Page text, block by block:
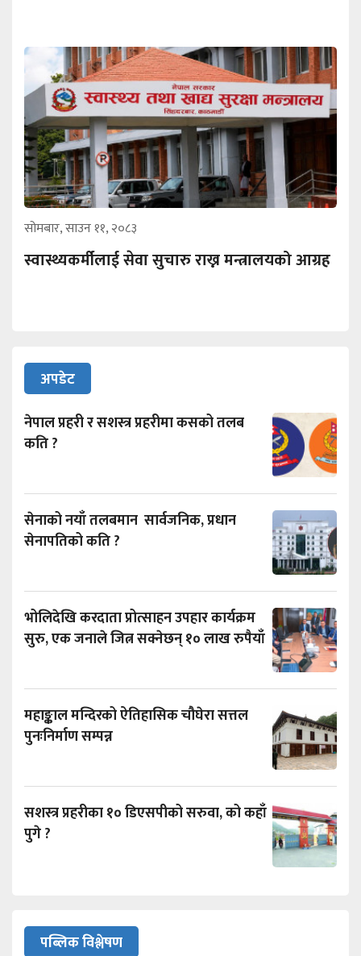
सोमबार, साउन ११, २०८३
स्वास्थ्यकर्मीलाई सेवा सुचारु राख्न मन्त्रालयको आग्रह
अपडेट
नेपाल प्रहरी र सशस्त्र प्रहरीमा कसको तलब
कति ?
सेनाको नयाँ तलबमान सार्वजनिक, प्रधान
सेनापतिको कति ?
भोलिदेखि करदाता प्रोत्साहन उपहार कार्यक्रम
सुरु, एक जनाले जित्न सक्नेछन् १० लाख रुपैयाँ
महाङ्काल मन्दिरको ऐतिहासिक चौघेरा सत्तल
पुनःनिर्माण सम्पन्न
सशस्त्र प्रहरीका १० डिएसपीको सरुवा, को कहाँ
पुगे ?
पब्लिक विश्लेषण